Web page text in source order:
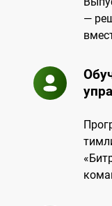
—